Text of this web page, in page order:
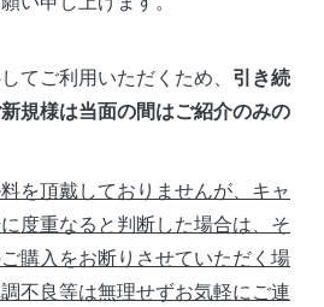
てご利用いただくため、 引き続
規様は当面の間はご紹介のみの
を頂戴しておりませんが、キャ
度重なると判断した場合は、そ
購入をお断りさせていただく場
不良等は無理せずお気軽にご連